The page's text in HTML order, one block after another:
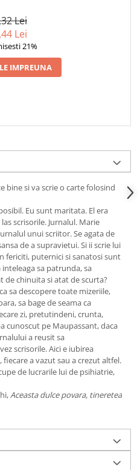
Lei
Lei
21%
IMPREUNA
bine si va scrie o carte folosind
Eu sunt maritata. El era
scrisorile. Jurnalul. Marie
unui scriitor. Se agata de
de a supravietui. Si ii scrie lui
fericiti, puternici si sanatosi sunt
sa patrunda, sa
de chinuita si atat de scurta?
sa descopere toate mizeriile,
sa bage de seama ca
zi, pretutindeni, crunta,
cunoscut pe Maupassant, daca
a reusit sa
scrisorile. Aici e iubirea
a vazut sau a crezut altfel.
de lucrarile lui de psihiatrie,
Aceasta dulce povara, tineretea